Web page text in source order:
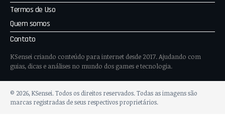
Termos de Uso
Quem somos
Contato
KSensei criando conteúdo para internet desde 2017. Ajudando com
guias, dicas e análises no mundo dos games e tecnologia.
© 2026, KSensei. Todos os direitos reservados. Todas as imagens são
marcas registradas de seus respectivos proprietários.